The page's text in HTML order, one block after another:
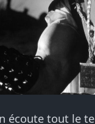
écoute tout le